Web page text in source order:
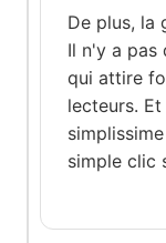
De plus, la
Il n'y a pas
qui attire
lecteurs.
simple clic